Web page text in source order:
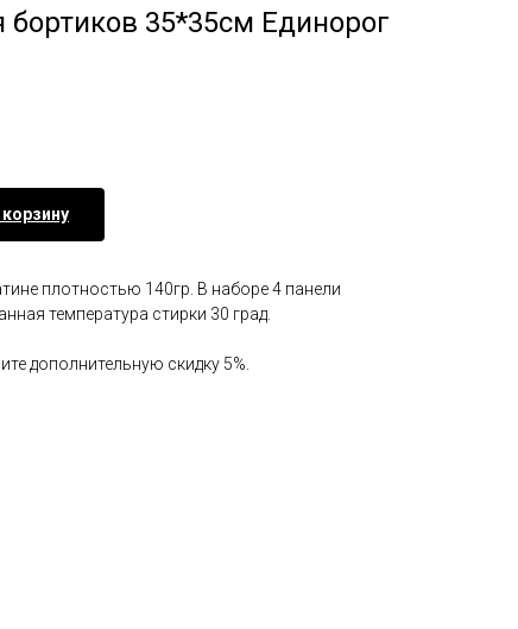
35*35см Единорог
плотностью 140гр. В наборе 4 панели
температура стирки 30 град.
дополнительную скидку 5%.